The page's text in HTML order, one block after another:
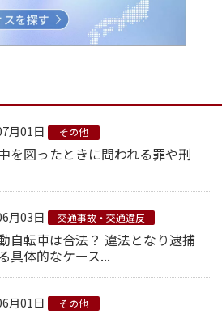
月01日 その他
を図ったときに問われる罪や刑
月03日 交通事故・交通違反
自転車は合法？ 違法となり逮捕
具体的なケース...
月01日 その他